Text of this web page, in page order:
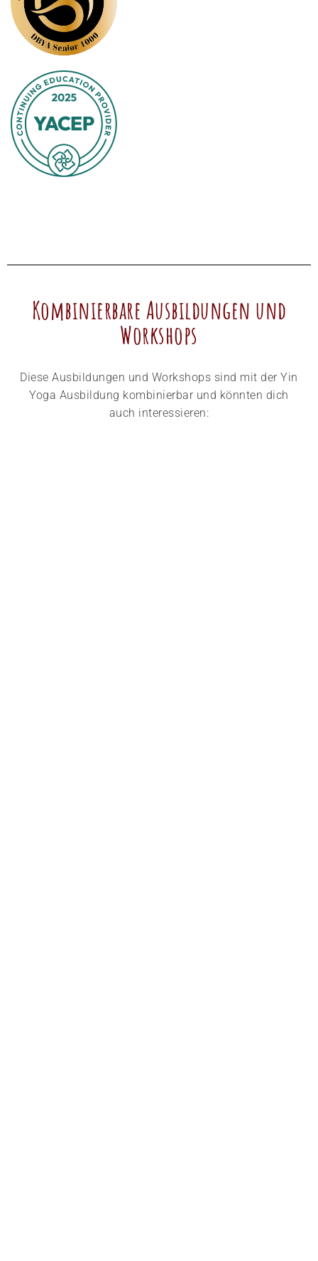
Kombinierbare Ausbildungen und
Workshops
Diese Ausbildungen und Workshops sind mit der Yin
Yoga Ausbildung kombinierbar und könnten dich
auch interessieren: